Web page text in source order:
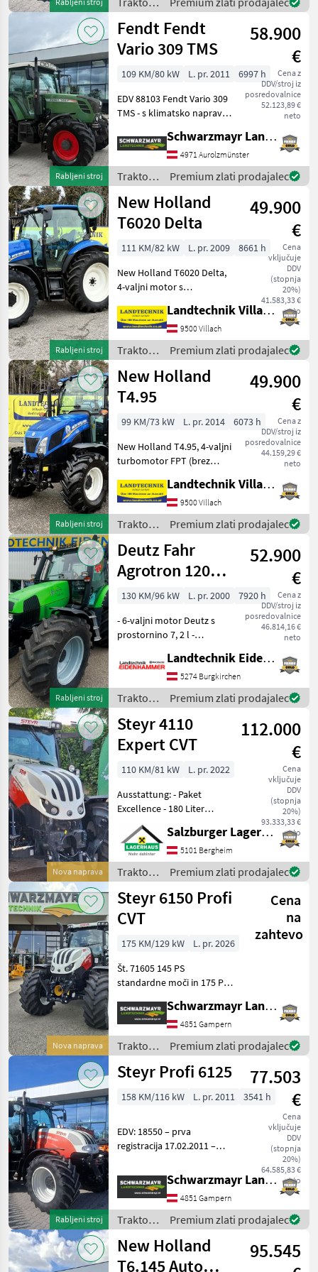
menjalniko
Deutz
Fahr
Rabljeni stroj
Fendt Fendt
Vario 309 TMS
58.900
€
Cena z
DDV/stroj iz
posredovalnice
52.123,89 €
neto
109 KM/80 kW L. pr. 2011
6997 h
EDV 88103 Fendt Vario 309
TMS - s klimatsko napravo -
540/65R38 - z novimi
pnevmatikami 480/65R28 -
s sprednjim dvigalom - s 3
mehanskimi z
Schwarzmayr Landtechnik GmbH - Aurolzmünster
4971 Aurolzmünster
Traktor /
Fendt
Premium zlati prodajalec
Rabljeni stroj
New Holland
T6020 Delta
49.900
€
Cena
vključuje
DDV
(stopnja
20%)
41.583,33 €
neto
111 KM/82 kW L. pr. 2009
8661 h
New Holland T6020 Delta,
4-valjni motor s
hidravlika in sprednji
priključni gred, nizka
udobna kabina s klimatsko
napravo, zračni sedež,
Landtechnik Villach GmbH
9500 Villach
Traktor /
New
Holland
Premium zlati prodajalec
Rabljeni stroj
New Holland
T4.95
49.900
€
Cena z
DDV/stroj iz
posredovalnice
44.159,29 €
neto
99 KM/73 kW L. pr. 2014
6073 h
New Holland T4.95, 4-valjni
turbomotor FPT (brez
klimatsko napravo, radiem,
pnevmatskim sedežem in
sovoznikovim sedežem,
strešnim oknom, sve
Landtechnik Villach GmbH
9500 Villach
Traktor /
New
Holland
Premium zlati prodajalec
Rabljeni stroj
Deutz Fahr
Agrotron 120
Premium
52.900
€
Cena z
DDV/stroj iz
posredovalnice
46.814,16 €
neto
130 KM/96 kW L. pr. 2000
7920 h
- 6-valjni motor Deutz s
prostornino 7, 2 l -
4-stopenjskim
prestavljanjem pod
obremenitvijo do 50 km/h -
Powershuttle - vzmetena
sprednja
Landtechnik Eidenhammer GmbH
5274 Burgkirchen
Traktor /
Deutz
Fahr
Premium zlati prodajalec
Nova naprava
Steyr 4110
Expert CVT
112.000
€
Cena
vključuje
DDV
(stopnja
20%)
93.333,33 €
neto
110 KM/81 kW
L. pr. 2022
Ausstattung: - Paket
Excellence - 180 Liter
Kraftstofftank + 19 Liter
AdBlue-Tank mit
Abschließbaren Tankdeckel
und Tankschutz -
Vorglühanlage -
Motorstaubr
Salzburger Lagerhaus-Technik
5101 Bergheim
Traktor /
Steyr
Premium zlati prodajalec
Nova naprava
Steyr 6150 Profi
CVT
Cena
na
zahtevo
175 KM/129 kW
L. pr. 2026
Št. 71605 145 PS
standardne moči in 175 PS s
Common Rail s prostornino
6, 7 ltr, 6 valji, največjim
navorom 740 Nm in
emisijskim standardom V
Schwarzmayr Landtechnik GmbH - Gampern
4851 Gampern
Traktor /
Steyr
Premium zlati prodajalec
Rabljeni stroj
Steyr Profi 6125
77.503
€
Cena
vključuje
DDV
(stopnja
20%)
64.585,83 €
neto
158 KM/116 kW L. pr. 2011 3541 h
EDV: 18550 – prva
registracija 17.02.2011 –
avtomatski menjalnik s 50
km/h - z vzmetenjem
kabine - z vzmetenjem
prednje osi - z vrtljivim
Schwarzmayr Landtechnik GmbH - Gampern
4851 Gampern
Traktor /
Steyr
Premium zlati prodajalec
New Holland
T6.145 Auto
95.545